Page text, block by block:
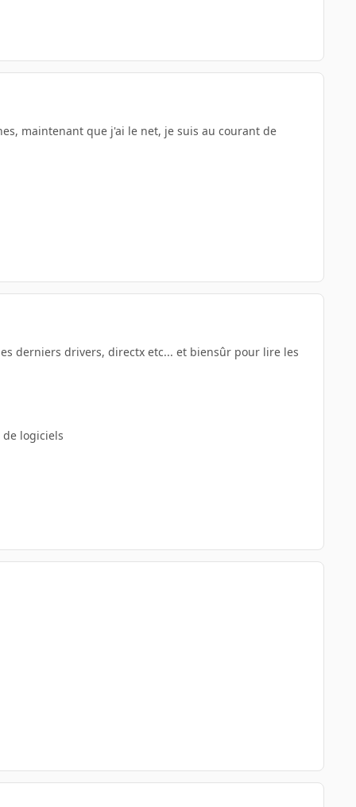
maintenant que j'ai le net, je suis au courant de
derniers drivers, directx etc... et biensûr pour lire les
logiciels